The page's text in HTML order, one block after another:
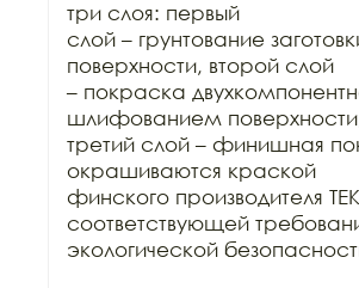
три слоя: первый
слой – грунтование
поверхности, второй слой
– покраска
шлифованием
третий слой – финишная
окрашиваются краской
финского производителя
соответствующей
экологической